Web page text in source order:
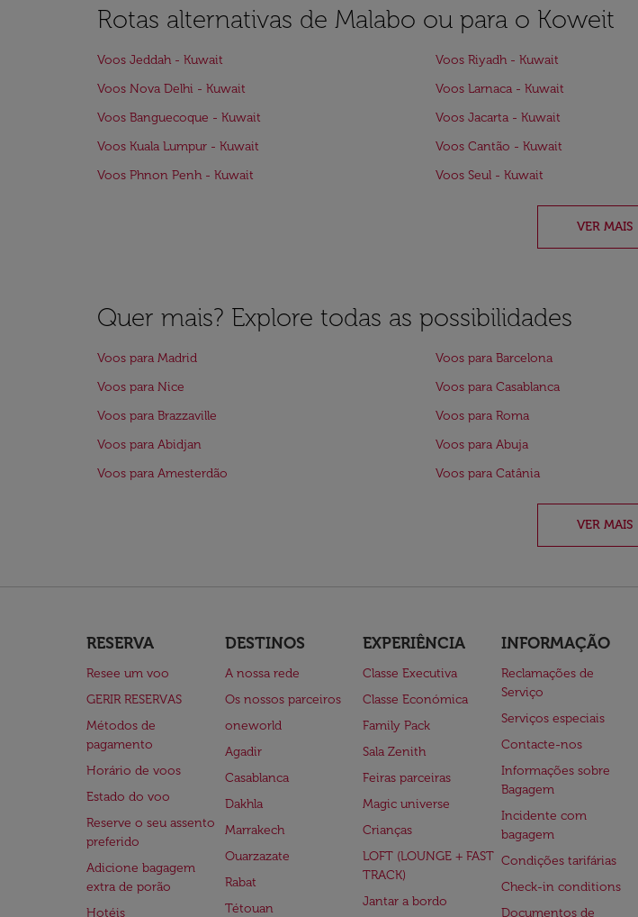
Rotas alternativas de Malabo ou para o Koweit
Voos Jeddah - Kuwait Voos Riyadh - Kuwait
Voos Nova Delhi - Kuwait
Voos Larnaca - Kuwait
Voos Banguecoque - Kuwait
Voos Jacarta - Kuwait
Voos Kuala Lumpur - Kuwait
Voos Cantão - Kuwait
Voos Phnon Penh - Kuwait
Voos Seul - Kuwait
VER MAIS
Quer mais? Explore todas as possibilidades
Voos para Madrid Voos para Barcelona
Voos para Nice
Voos para Casablanca
Voos para Brazzaville
Voos para Roma
Voos para Abidjan
Voos para Abuja
Voos para Amesterdão
Voos para Catânia
VER MAIS
RESERVA
Resee um voo
GERIR RESERVAS
Métodos de
pagamento
Horário de voos
Estado do voo
Reserve o seu assento
preferido
Adicione bagagem
extra de porão
Hotéis
DESTINOS
A nossa rede
Os nossos parceiros
oneworld
Agadir
Casablanca
Dakhla
Marrakech
Ouarzazate
Rabat
Tétouan
EXPERIÊNCIA
Classe Executiva
Classe Económica
Family Pack
Sala Zenith
Feiras parceiras
Magic universe
Crianças
LOFT (LOUNGE + FAST
TRACK)
Jantar a bordo
INFORMAÇÃO
Reclamações de
Serviço
Serviços especiais
Contacte-nos
Informações sobre
Bagagem
Incidente com
bagagem
Condições tarifárias
Check-in conditions
Documentos de